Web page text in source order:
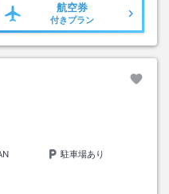
航空券
付きプラン
駐車場あり